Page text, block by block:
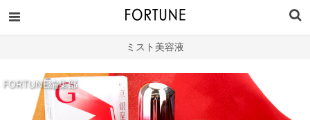
ミスト美容液
FORTUNE編集部